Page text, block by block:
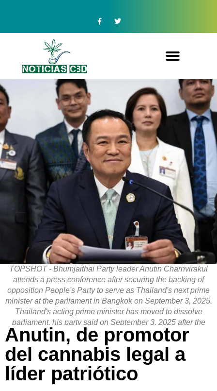
TOPSHOT - Bhumjaithai Party leader Anutin Charnvirakul
attends a press conference after securing the backing of
opposition People's Party to serve as Thailand's next prime
minister at the parliament in Bangkok on September 3, 2025.
Thailand's acting prime minister has moved to dissolve
parliament, his party said on September 3, 2025 after the
largest opposition party backed a rival candidate for prime
minister. (Photo by Chanakarn Laosarakham / AFP)
Anutin, de promotor
del cannabis legal a
líder patriótico